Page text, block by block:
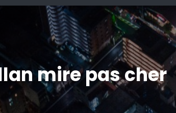
mire pas cher